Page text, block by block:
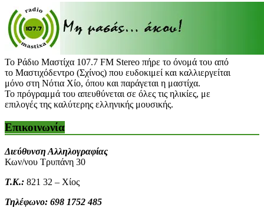
Το Ράδιο Μαστίχα 107.7 FM Stereo πήρε το όνομά του από
το Μαστιχόδεντρο (Σχίνος) που ευδοκιμεί και καλλιεργείται
μόνο στη Νότια Χίο, όπου και παράγεται η μαστίχα.
Το πρόγραμμά του απευθύνεται σε όλες τις ηλικίες, με
επιλογές της καλύτερης ελληνικής μουσικής.
Επικοινωνία
Διεύθυνση Αλληλογραφίας
Κων/νου Τρυπάνη 30
Τ.Κ.: 821 32 – Χίος
Τηλέφωνο: 698 1752 485